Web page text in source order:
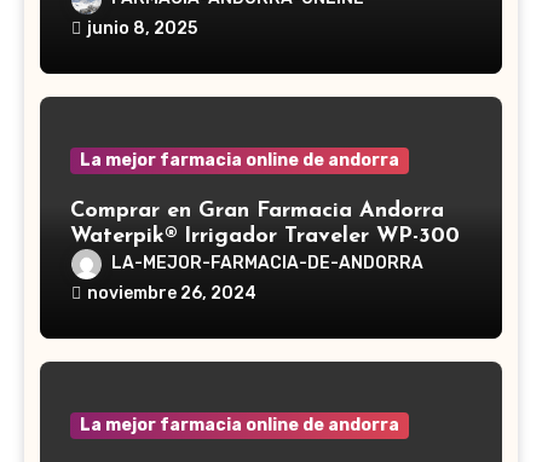
Ganoderma lucidum, es un hongo
en la medicina tradicional asiática
junio 8, 2025
La mejor farmacia online de andorra
Comprar en Gran Farmacia Andorra
Waterpik® Irrigador Traveler WP-300
LA-MEJOR-FARMACIA-DE-ANDORRA
noviembre 26, 2024
La mejor farmacia online de andorra